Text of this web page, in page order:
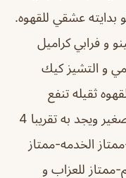
بدايته عشقي للقهوه.
و فرابي كراميل
و التشيز كيك
ثقيله تنفع
لاخواننا المدخنيني 😅 المكان يعتبر صغير ويجد به تقريبا 4
الخدمه-ممتاز
ممتاز للعزاب و